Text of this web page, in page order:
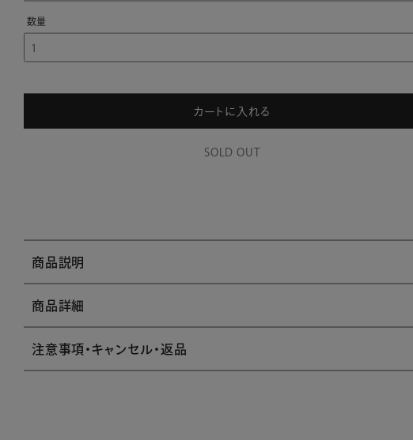
カートに入れる
SOLD OUT
商品説明
商品詳細
注意事項・キャンセル・返品